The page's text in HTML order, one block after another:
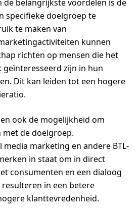
de belangrijkste voordelen is de
specifieke doelgroep te
te maken van
kunnen
richten op mensen die het
geïnteresseerd zijn in hun
Dit kan leiden tot een hogere
ook de mogelijkheid om
de doelgroep.
media marketing en andere BTL-
in staat om in direct
consumenten en een dialoog
in een betere
klanttevredenheid.